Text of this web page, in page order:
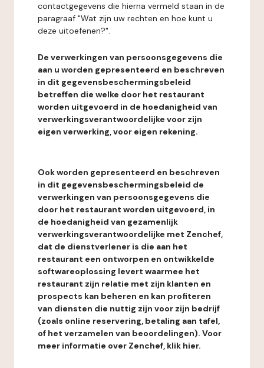
contactgegevens die hierna vermeld staan in de
paragraaf "Wat zijn uw rechten en hoe kunt u
deze uitoefenen?".
De verwerkingen van persoonsgegevens die
aan u worden gepresenteerd en beschreven
in dit gegevensbeschermingsbeleid
betreffen die welke door het restaurant
worden uitgevoerd in de hoedanigheid van
verwerkingsverantwoordelijke voor zijn
eigen verwerking, voor eigen rekening.
Ook worden gepresenteerd en beschreven
in dit gegevensbeschermingsbeleid de
verwerkingen van persoonsgegevens die
door het restaurant worden uitgevoerd, in
de hoedanigheid van gezamenlijk
verwerkingsverantwoordelijke met Zenchef,
dat de dienstverlener is die aan het
restaurant een ontworpen en ontwikkelde
softwareoplossing levert waarmee het
restaurant zijn relatie met zijn klanten en
prospects kan beheren en kan profiteren
van diensten die nuttig zijn voor zijn bedrijf
(zoals online reservering, betaling aan tafel,
of het verzamelen van beoordelingen). Voor
meer informatie over Zenchef, klik hier.